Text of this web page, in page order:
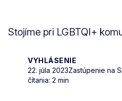
Stojíme pri LGBTQI+
VYHLÁSENIE
22. júla 2023Zastúpenie na
čítania: 2 min